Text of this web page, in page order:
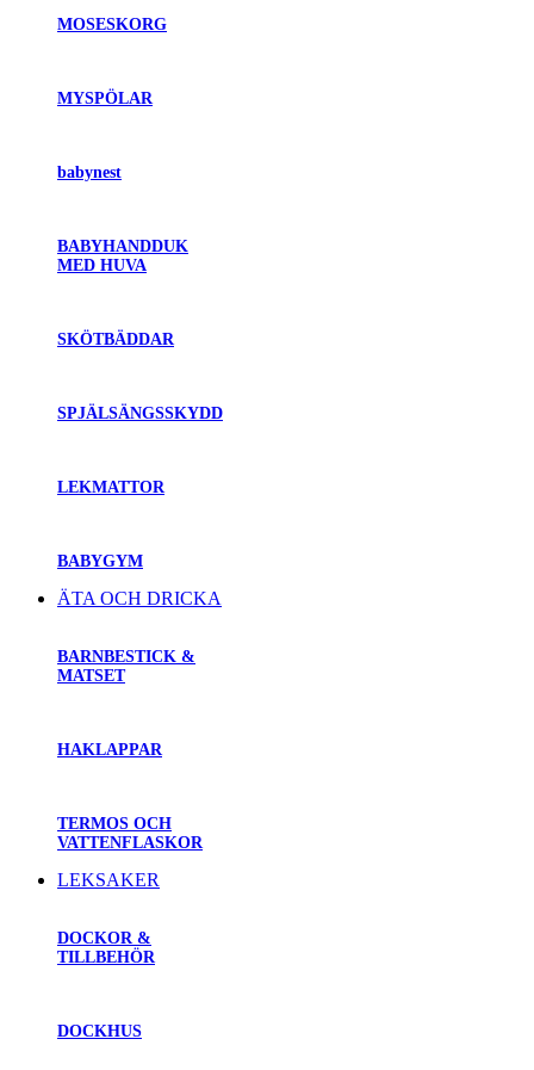
MOSESKORG
MYSPÖLAR
babynest
BABYHANDDUK
MED HUVA
SKÖTBÄDDAR
SPJÄLSÄNGSSKYDD
LEKMATTOR
BABYGYM
ÄTA OCH DRICKA
BARNBESTICK &
MATSET
HAKLAPPAR
TERMOS OCH
VATTENFLASKOR
LEKSAKER
DOCKOR &
TILLBEHÖR
DOCKHUS